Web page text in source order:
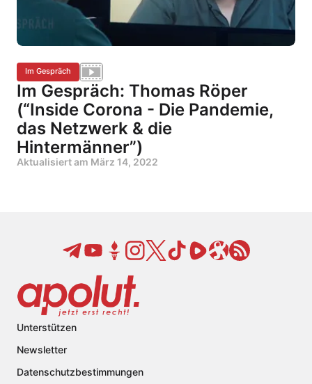
Im Gespräch
Im Gespräch: Thomas Röper
(“Inside Corona - Die Pandemie,
das Netzwerk & die
Hintermänner”)
Aktualisiert am März 14, 2022
Unterstützen
Newsletter
Datenschutzbestimmungen